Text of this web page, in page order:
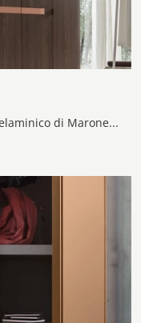
Ti presentiamo l'armadio Wrap in melaminico di Maronese! Una ricca gamma di armadi a muro con ante battenti.